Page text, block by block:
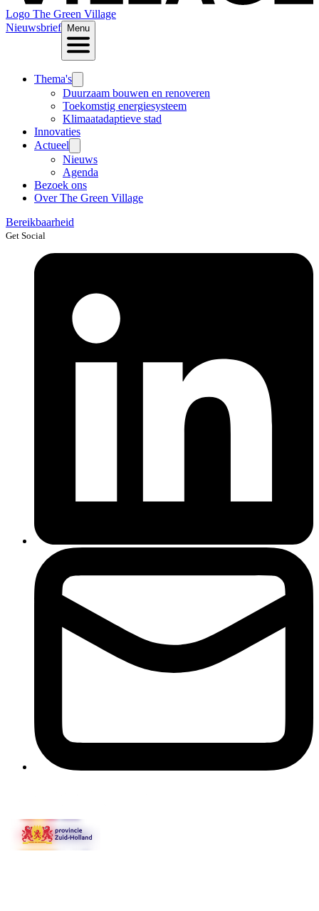
Logo The Green Village
Nieuwsbrief
Menu
Thema's
Duurzaam bouwen en renoveren
Toekomstig energiesysteem
Klimaatadaptieve stad
Innovaties
Actueel
Nieuws
Agenda
Bezoek ons
Over The Green Village
Bereikbaarheid
Get Social